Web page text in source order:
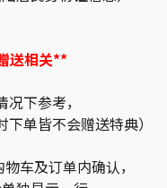
送相关**
况下参考，
单皆不会赠送特典）
车及订单内确认，